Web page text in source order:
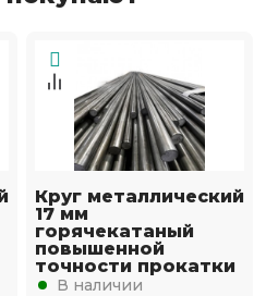
Круг металлический
17 мм
горячекатаный
повышенной
точности прокатки
В наличии